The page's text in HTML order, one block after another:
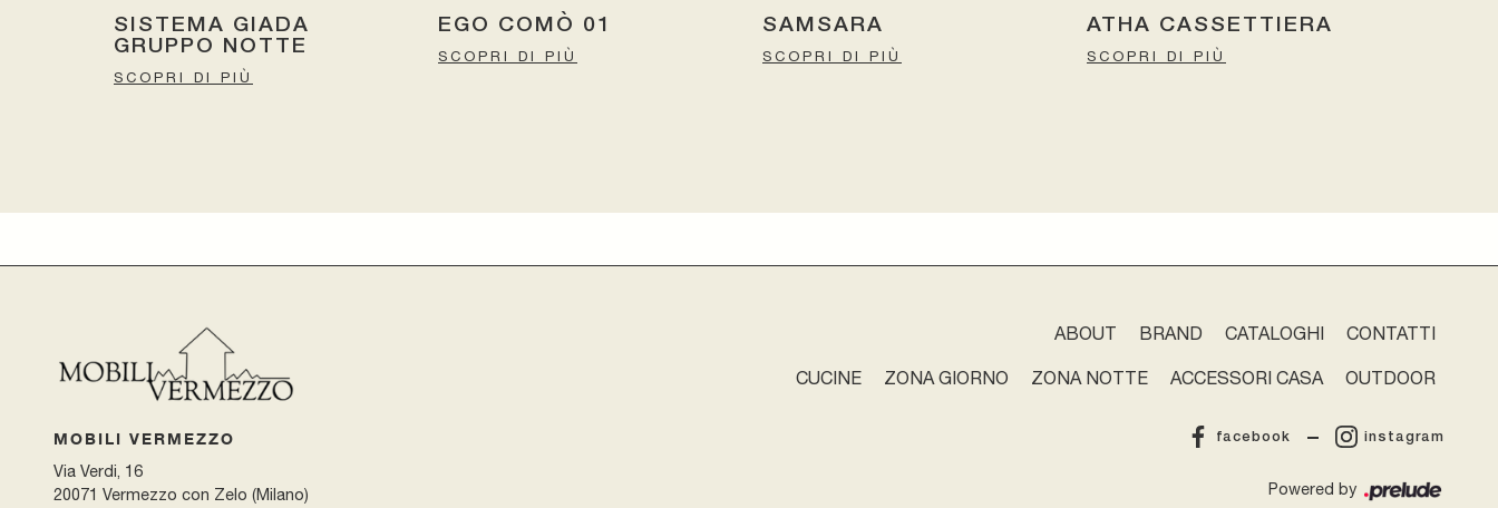
SISTEMA GIADA
GRUPPO NOTTE
SCOPRI DI PIÙ
EGO COMÒ 01
SCOPRI DI PIÙ
SAMSARA
SCOPRI DI PIÙ
ATHA CASSETTIERA
SCOPRI DI PIÙ
ABOUT BRAND CATALOGHI CONTATTI
CUCINE ZONA GIORNO ZONA NOTTE ACCESSORI CASA OUTDOOR
MOBILI VERMEZZO
Via Verdi, 16
20071 Vermezzo con Zelo (Milano)
facebook instagram
Powered by